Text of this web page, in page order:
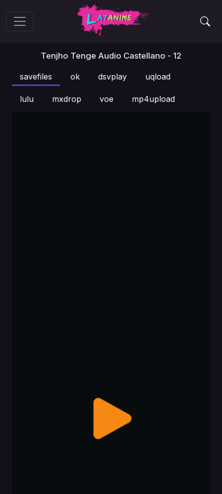
Tenjho Tenge Audio Castellano - 12
savefiles ok dsvplay uqload
lulu mxdrop voe mp4upload